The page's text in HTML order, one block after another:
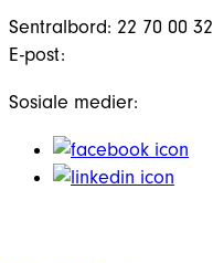
Sentralbord: 22 70 00 32
E-post:
Sosiale medier: